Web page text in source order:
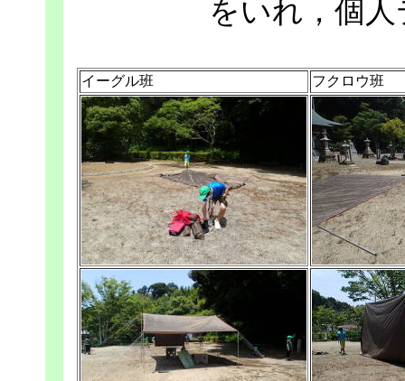
をいれ，個
イーグル班 フクロウ班